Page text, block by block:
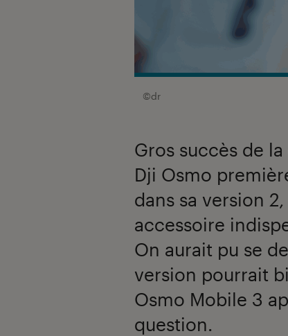
©dr
Gros succès de
Dji Osmo
dans sa version
accessoire
On aurait pu se
version pourrait
Osmo Mobile 3
question.